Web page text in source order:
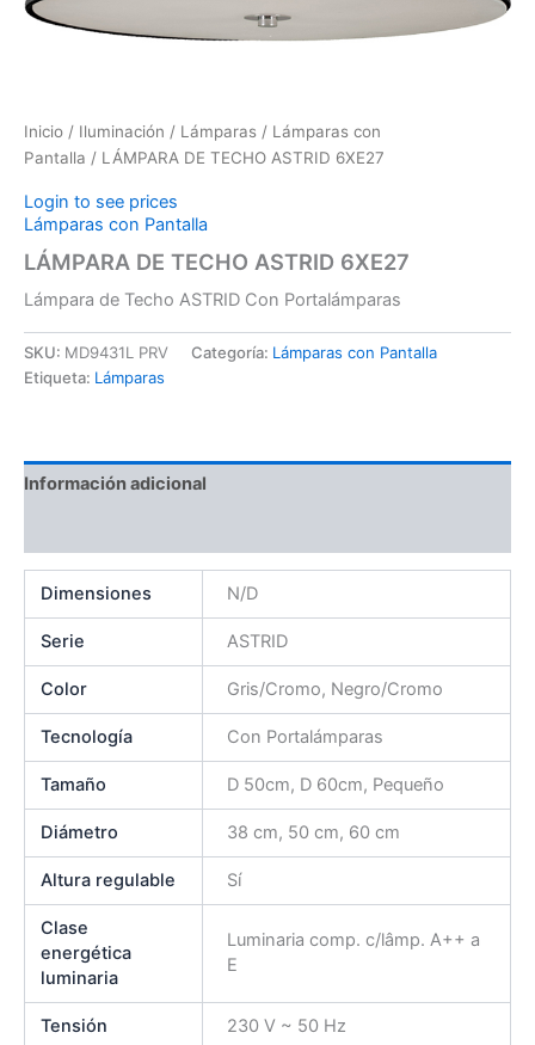
Inicio / Iluminación / Lámparas / Lámparas con
Pantalla / LÁMPARA DE TECHO ASTRID 6XE27
Login to see prices
Lámparas con Pantalla
LÁMPARA DE TECHO ASTRID 6XE27
Lámpara de Techo ASTRID Con Portalámparas
SKU: MD9431L PRV Categoría: Lámparas con Pantalla
Etiqueta: Lámparas
Información adicional
Dimensiones N/D
Serie ASTRID
Color Gris/Cromo, Negro/Cromo
Tecnología Con Portalámparas
Tamaño D 50cm, D 60cm, Pequeño
Diámetro 38 cm, 50 cm, 60 cm
Altura regulable Sí
Clase
energética
luminaria
Luminaria comp. c/lâmp. A++ a
E
Tensión 230 V ~ 50 Hz